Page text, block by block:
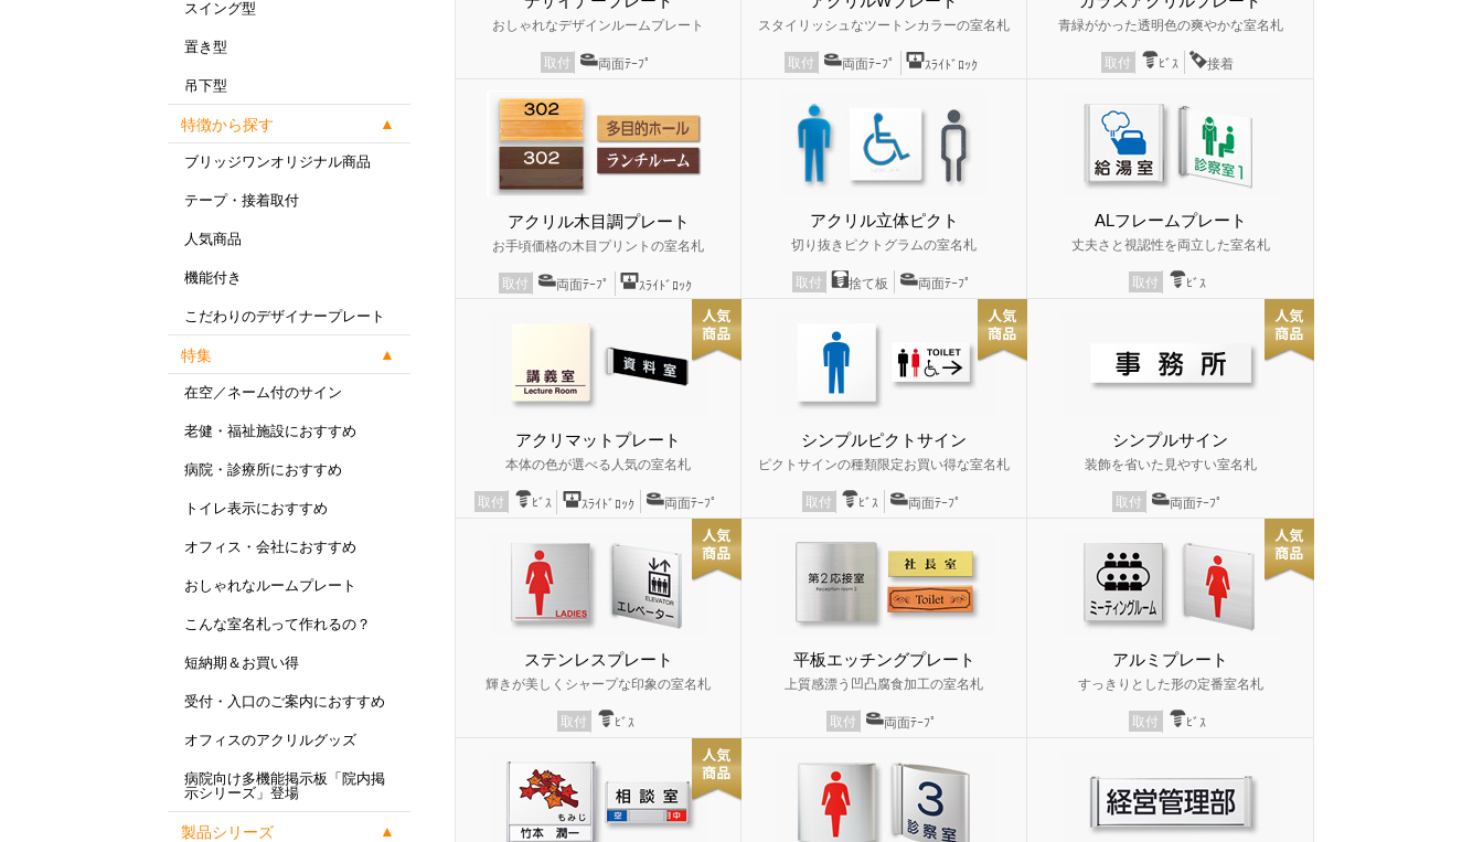
スイング型
置き型
吊下型
特徴から探す
ブリッジワンオリジナル商品
テープ・接着取付
人気商品
機能付き
こだわりのデザイナープレート
特集
在空／ネーム付のサイン
老健・福祉施設におすすめ
病院・診療所におすすめ
トイレ表示におすすめ
オフィス・会社におすすめ
おしゃれなルームプレート
こんな室名札って作れるの？
短納期＆お買い得
受付・入口のご案内におすすめ
オフィスのアクリルグッズ
病院向け多機能掲示板「院内掲
示シリーズ」登場
製品シリーズ
おしゃれなデザインルームプレート
取付 両面ﾃｰﾌﾟ
スタイリッシュなツートンカラーの室名札
取付 両面ﾃｰﾌﾟ ｽﾗｲﾄﾞﾛｯｸ
青緑がかった透明色の爽やかな室名札
取付 ﾋﾞｽ 接着
アクリル木目調プレート
お手頃価格の木目プリントの室名札
取付 両面ﾃｰﾌﾟ ｽﾗｲﾄﾞﾛｯｸ
アクリル立体ピクト
切り抜きピクトグラムの室名札
取付 捨て板 両面ﾃｰﾌﾟ
ALフレームプレート
丈夫さと視認性を両立した室名札
取付 ﾋﾞｽ
アクリマットプレート
本体の色が選べる人気の室名札
取付 ﾋﾞｽ ｽﾗｲﾄﾞﾛｯｸ 両面ﾃｰﾌﾟ
シンプルピクトサイン
ピクトサインの種類限定お買い得な室名札
取付 ﾋﾞｽ 両面ﾃｰﾌﾟ
シンプルサイン
装飾を省いた見やすい室名札
取付 両面ﾃｰﾌﾟ
ステンレスプレート
輝きが美しくシャープな印象の室名札
取付 ﾋﾞｽ
平板エッチングプレート
上質感漂う凹凸腐食加工の室名札
取付 両面ﾃｰﾌﾟ
アルミプレート
すっきりとした形の定番室名札
取付 ﾋﾞｽ